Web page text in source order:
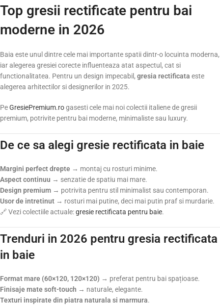
Top gresii rectificate pentru bai
moderne in 2026
Baia este unul dintre cele mai importante spatii dintr-o locuinta moderna,
iar alegerea gresiei corecte influenteaza atat aspectul, cat si
functionalitatea. Pentru un design impecabil, gresia rectificata este
alegerea arhitectilor si designerilor in 2025.
PeGresiePremium.rogasesti cele mai noi colectii italiene de gresii
premium, potrivite pentru bai moderne, minimaliste sau luxury.
De ce sa alegi gresie rectificata in baie
Margini perfect drepte → montaj cu rosturi minime.
Aspect continuu → senzatie de spatiu mai mare.
Design premium → potrivita pentru stil minimalist sau contemporan.
Usor de intretinut → rosturi mai putine, deci mai putin praf si murdarie.
🔗 Vezi colectiile actuale:gresie rectificata pentru baie.
Trenduri in 2026 pentru gresia rectificata
in baie
Format mare (60×120, 120×120) → preferat pentru bai spațioase.
Finisaje mate soft-touch → naturale, elegante.
Texturi inspirate din piatra naturala si marmura.